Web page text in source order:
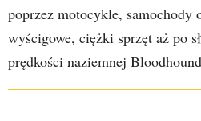
poprzez motocykle, samochody
wyścigowe, ciężki sprzęt aż po
prędkości naziemnej